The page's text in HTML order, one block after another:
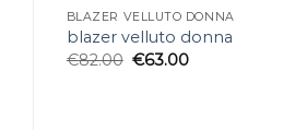
BLAZER VELLUTO DONNA
blazer velluto donna
€82.00 €63.00